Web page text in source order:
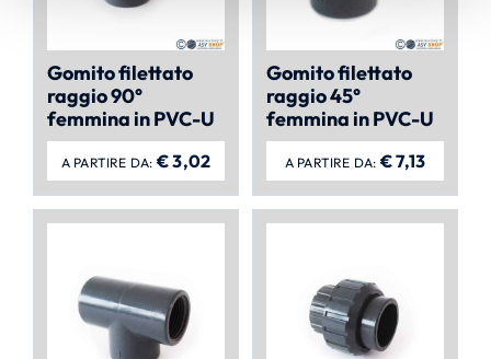
Gomito filettato
raggio 90°
femmina in PVC-U
A PARTIRE DA: €3,02
Gomito filettato
raggio 45°
femmina in PVC-U
A PARTIRE DA: €7,13